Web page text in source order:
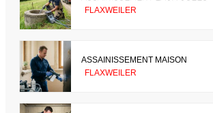
FLAXWEILER
ASSAINISSEMENT MAISON
FLAXWEILER